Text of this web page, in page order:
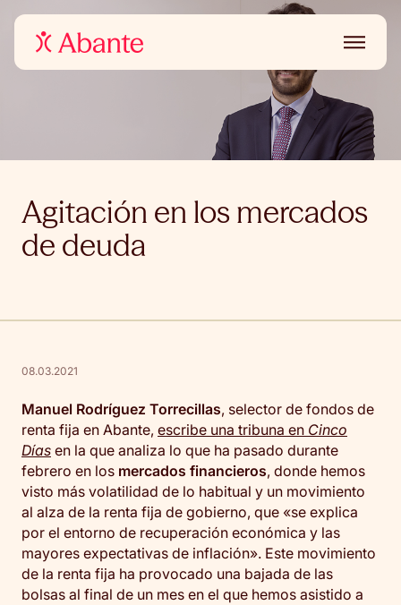
Agitación en los mercados
de deuda
08.03.2021
Manuel Rodríguez Torrecillas, selector de fondos de
renta fija en Abante, escribe una tribuna en Cinco
Días en la que analiza lo que ha pasado durante
febrero en los mercados financieros, donde hemos
visto más volatilidad de lo habitual y un movimiento
al alza de la renta fija de gobierno, que «se explica
por el entorno de recuperación económica y las
mayores expectativas de inflación». Este movimiento
de la renta fija ha provocado una bajada de las
bolsas al final de un mes en el que hemos asistido a